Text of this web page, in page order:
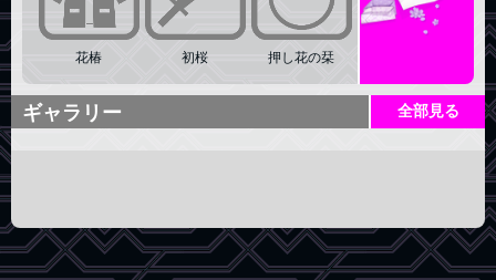
花椿 初桜 押し花の栞
ギャラリー 全部見る